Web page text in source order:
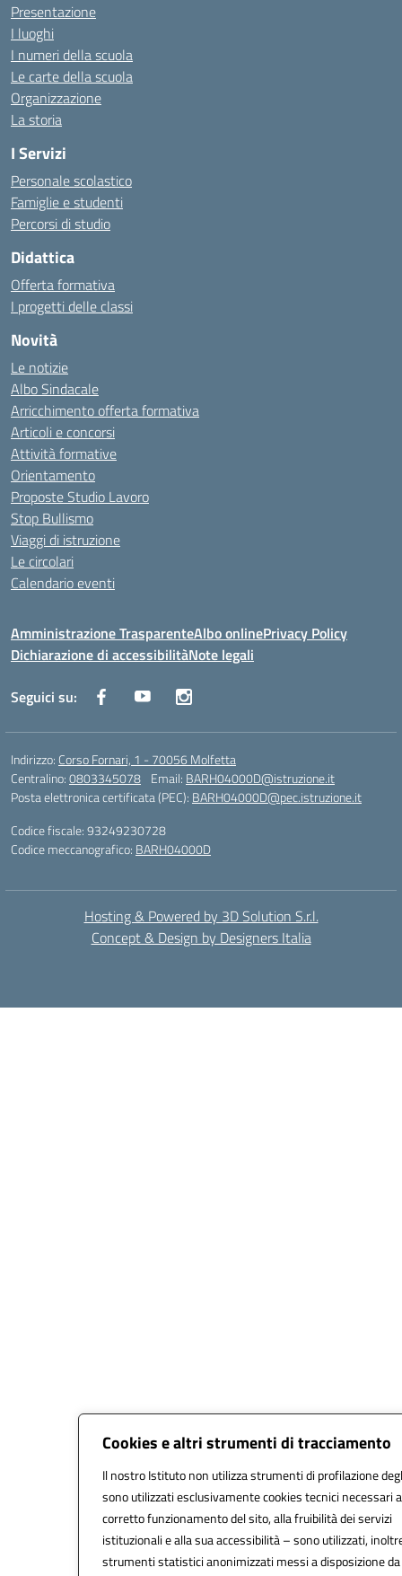
Cookies e altri strumenti di tracciamento
Il nostro Istituto non utilizza strumenti di profilazione
sono utilizzati esclusivamente cookies tecnici necessari
corretto funzionamento del sito, alla fruibilità dei servizi
istituzionali e alla sua accessibilità – sono utilizzati,
strumenti statistici anonimizzati messi a disposizione da
Presentazione
I luoghi
I numeri della scuola
Le carte della scuola
Organizzazione
La storia
I Servizi
Personale scolastico
Famiglie e studenti
Percorsi di studio
Didattica
Offerta formativa
I progetti delle classi
Novità
Le notizie
Albo Sindacale
Arricchimento offerta formativa
Articoli e concorsi
Attività formative
Orientamento
Proposte Studio Lavoro
Stop Bullismo
Viaggi di istruzione
Le circolari
Calendario eventi
Amministrazione TrasparenteAlbo onlinePrivacy Policy
Dichiarazione di accessibilitàNote legali
Seguici su:
Indirizzo: Corso Fornari, 1 - 70056 Molfetta
Centralino:0803345078 Email: BARH04000D@istruzione.it
Posta elettronica certificata (PEC): BARH04000D@pec.istruzione.it
Codice fiscale: 93249230728
Codice meccanografico: BARH04000D
Hosting & Powered by 3D Solution S.r.l.
Concept & Design by Designers Italia